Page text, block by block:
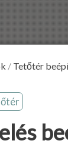
/ Tetőtér